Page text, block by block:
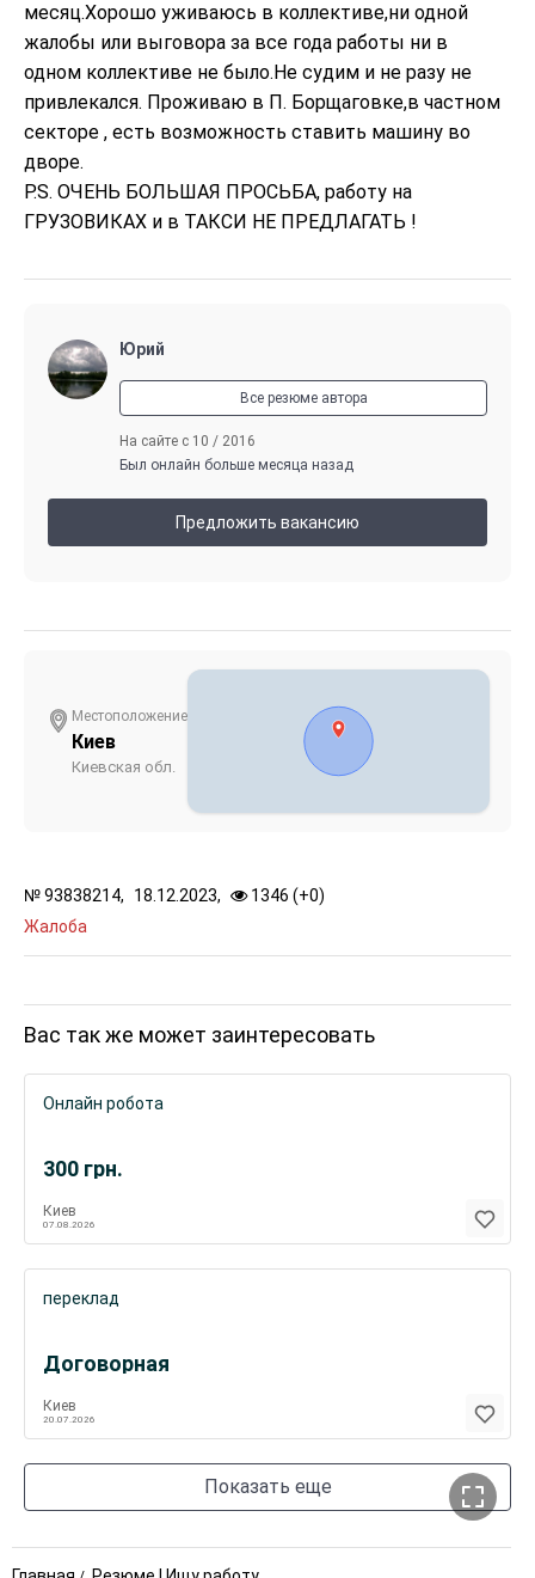
месяц.Хорошо уживаюсь в коллективе,ни одной
жалобы или выговора за все года работы ни в
одном коллективе не было.Не судим и не разу не
привлекался. Проживаю в П. Борщаговке,в частном
секторе , есть возможность ставить машину во
дворе.
P.S. ОЧЕНЬ БОЛЬШАЯ ПРОСЬБА, работу на
ГРУЗОВИКАХ и в ТАКСИ НЕ ПРЕДЛАГАТЬ !
№93838214, 18.12.2023, 1346 (+0)
Жалоба
Юрий
Все резюме автора
На сайте с 10 / 2016
Был онлайн больше месяца назад
Предложить вакансию
Местоположение
Киев
Киевская обл.
Вас так же может заинтересовать
300 грн.
Онлайн робота
Киев
07.08.2026
Договорная
переклад
Киев
20.07.2026
Показать еще